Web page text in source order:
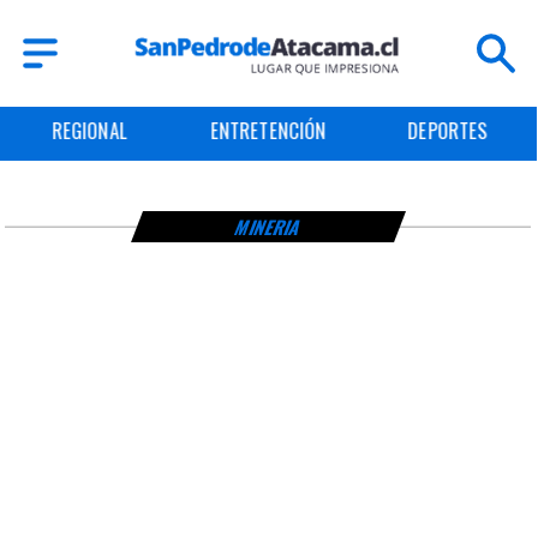
REGIONAL ENTRETENCIÓN DEPORTES
MINERIA